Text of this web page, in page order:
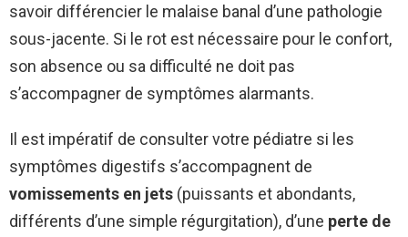
savoir différencier le malaise banal d’une pathologie
sous-jacente. Si le rot est nécessaire pour le confort,
son absence ou sa difficulté ne doit pas
s’accompagner de symptômes alarmants.
Il est impératif de consulter votre pédiatre si les
symptômes digestifs s’accompagnent de
vomissements en jets (puissants et abondants,
différents d’une simple régurgitation), d’une perte de